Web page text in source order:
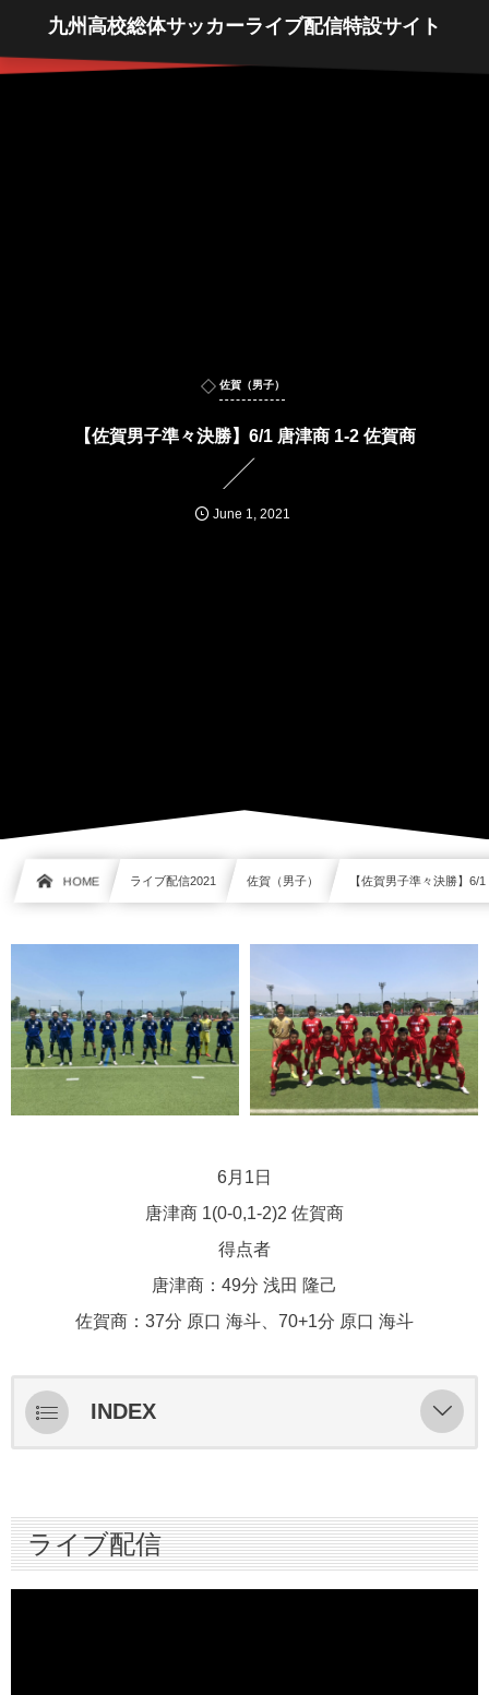
九州高校総体サッカーライブ配信特設サイト
佐賀（男子）
【佐賀男子準々決勝】6/1 唐津商 1-2 佐賀商
June 1, 2021
HOME ライブ配信2021 佐賀（男子） 【佐賀男子準々決勝】6/
6月1日
唐津商 1(0-0,1-2)2 佐賀商
得点者
唐津商：49分 浅田 隆己
佐賀商：37分 原口 海斗、70+1分 原口 海斗
INDEX
ハイライト
インタビュー
ライブ配信